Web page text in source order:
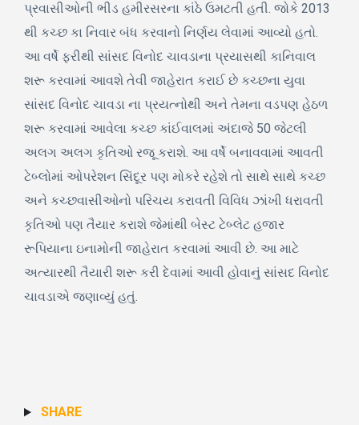
પ્રવાસીઓની ભીડ હમીરસરના કાંઠે ઉમટતી હતી. જોકે 2013
થી કચ્છ કા નિવાર બંધ કરવાનો નિર્ણય લેવામાં આવ્યો હતો.
આ વર્ષે ફરીથી સાંસદ વિનોદ ચાવડાના પ્રયાસથી કાનિવાલ
શરૂ કરવામાં આવશે તેવી જાહેરાત કરાઈ છે કચ્છના યુવા
સાંસદ વિનોદ ચાવડા ના પ્રયત્નોથી અને તેમના વડપણ હેઠળ
શરૂ કરવામાં આવેલા કચ્છ કાંઈવાલમાં અંદાજે 50 જેટલી
અલગ અલગ કૃતિઓ રજૂ કરાશે. આ વર્ષે બનાવવામાં આવતી
ટેબ્લોમાં ઓપરેશન સિંદૂર પણ મોકરે રહેશે તો સાથે સાથે કચ્છ
અને કચ્છવાસીઓનો પરિચય કરાવતી વિવિધ ઝાંખી ધરાવતી
કૃતિઓ પણ તૈયાર કરાશે જેમાંથી બેસ્ટ ટેબ્લેટ હજાર
રૂપિયાના ઇનામોની જાહેરાત કરવામાં આવી છે. આ માટે
અત્યારથી તૈયારી શરૂ કરી દેવામાં આવી હોવાનું સાંસદ વિનોદ
ચાવડાએ જણાવ્યું હતું.
SHARE